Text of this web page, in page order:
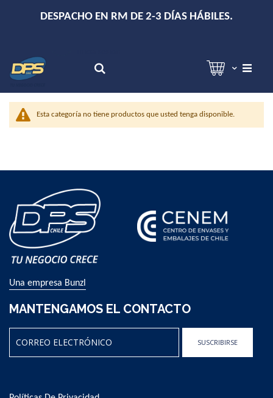
DESPACHO EN RM DE 2-3 DÍAS HÁBILES.
Esta categoría no tiene productos que usted tenga disponible.
Una empresa Bunzl
MANTENGAMOS EL CONTACTO
SUSCRIBIRSE